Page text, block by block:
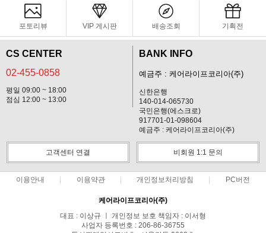
포토리뷰 VIP 게시판 배송조회 기획전
CS CENTER
02-455-0858
평일 09:00 ~ 18:00
점심 12:00 ~ 13:00
BANK INFO
예금주 : 케어라이프코리아(주)
신한은행
140-014-065730
국민은행(에스크로)
917701-01-098604
예금주 : 케어라이프코리아(주)
고객센터 연결 비회원 1:1 문의
이용안내 이용약관 개인정보처리방침 PC버전
케어라이프코리아(주)
대표 : 이상규 ㅣ 개인정보 보호 책임자 : 이서형
사업자 등록번호 : 206-86-36755